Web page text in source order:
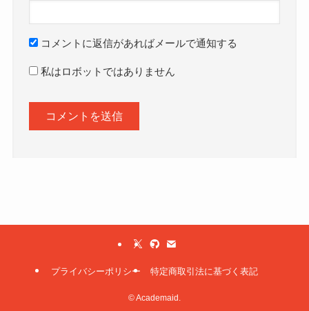
コメントに返信があればメールで通知する
私はロボットではありません
プライバシーポリシー 特定商取引法に基づく表記
©Academaid.